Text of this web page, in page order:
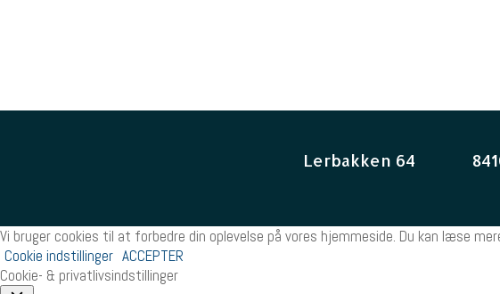
Lerbakken 64
Vi bruger cookies til at forbedre din oplevelse på vores hjemmeside. Du kan læse
Cookie indstillinger ACCEPTER
Cookie- & privatlivsindstillinger